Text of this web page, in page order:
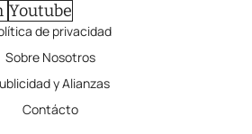
Youtube
de privacidad
Sobre Nosotros
y Alianzas
Contácto